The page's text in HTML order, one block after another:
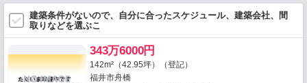
建築条件がないので、自分に合ったスケジュール、建築会社、間
取りなどを選ぶこ
343万6000円
142m²（42.95坪）（登記）
福井市舟橋